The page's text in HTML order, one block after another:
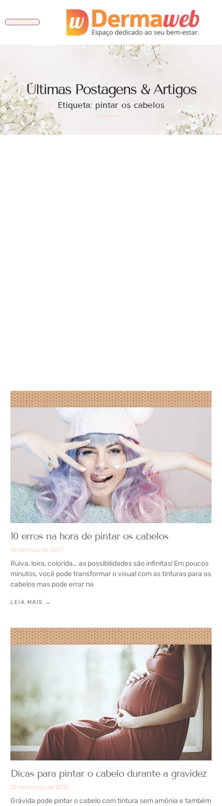
Ùltimas Postagens & Artigos
Etiqueta: pintar os cabelos
10 erros na hora de pintar os cabelos
10 de maio de 2017
Ruiva, loira, colorida… as possibilidades são infinitas! Em poucos
minutos, você pode transformar o visual com as tinturas para os
cabelos mas pode errar na
LEIA MAIS →
Dicas para pintar o cabelo durante a gravidez
29 de março de 2017
Grávida pode pintar o cabelo com tintura sem amônia e também